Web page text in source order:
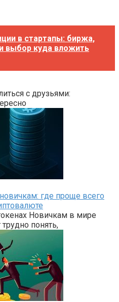
в стартапы: биржа,
выбор куда вложить
с друзьями:
где проще всего
Новичкам в мире
понять,